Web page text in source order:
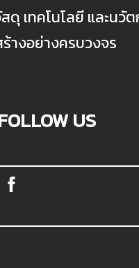
ดุ เทคโนโลยี และนวั
างอย่างครบวงจร
US